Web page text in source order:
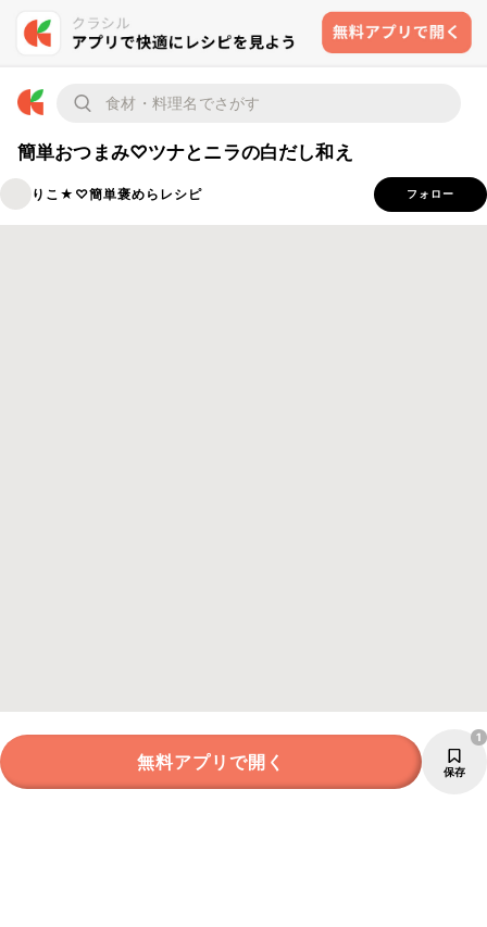
簡単おつまみ♡ツナとニラの白だし和え
りこ★♡簡単褒めらレシピ フォロー
無料アプリで開く 保存
1